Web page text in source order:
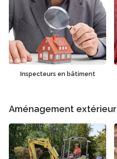
Inspecteurs en bâtiment
Aménagement extérieur